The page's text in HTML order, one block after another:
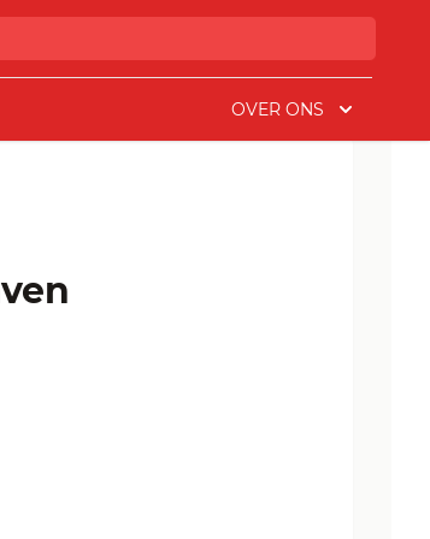
OVER ONS